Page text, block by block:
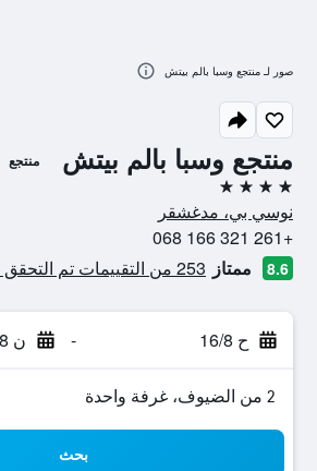
منتجع وسبا بالم بيتش منتجع
4 نجوم
نوسي بي، مدغشقر
+261 321 166 068
8.6 ممتاز 253 من التقييمات تم التحقق منها
ح 16/8 - ن 17/8
2 من الضيوف، غرفة واحدة
بحث
صور لـ منتجع وسبا بالم بيتش